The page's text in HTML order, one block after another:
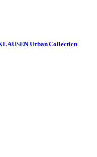
Urban Collection